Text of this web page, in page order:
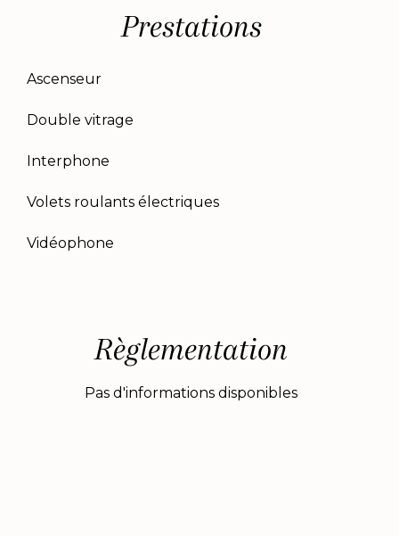
Prestations
Ascenseur
Double vitrage
Interphone
Volets roulants électriques
Vidéophone
Règlementation
Pas d'informations disponibles